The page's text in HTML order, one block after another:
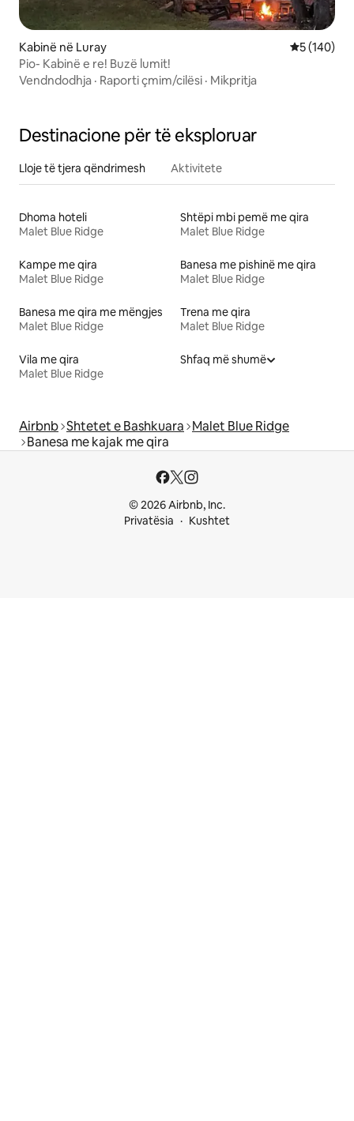
Kabinë në Luray Vlerësimi
5 (140)
Pio- Kabinë e re! Buzë lumit!
Vendndodhja · Raporti çmim/cilësi · Mikpritja
Destinacione për të eksploruar
Lloje të tjera qëndrimesh Aktivitete
Dhoma hoteli
Malet Blue Ridge
Shtëpi mbi pemë me qira
Malet Blue Ridge
Kampe me qira
Malet Blue Ridge
Banesa me pishinë me qira
Malet Blue Ridge
Banesa me qira me mëngjes
Malet Blue Ridge
Trena me qira
Malet Blue Ridge
Vila me qira
Malet Blue Ridge
Shfaq më shumë
Airbnb Shtetet e Bashkuara Malet Blue Ridge
Banesa me kajak me qira
© 2026 Airbnb, Inc.
Privatësia
Kushtet